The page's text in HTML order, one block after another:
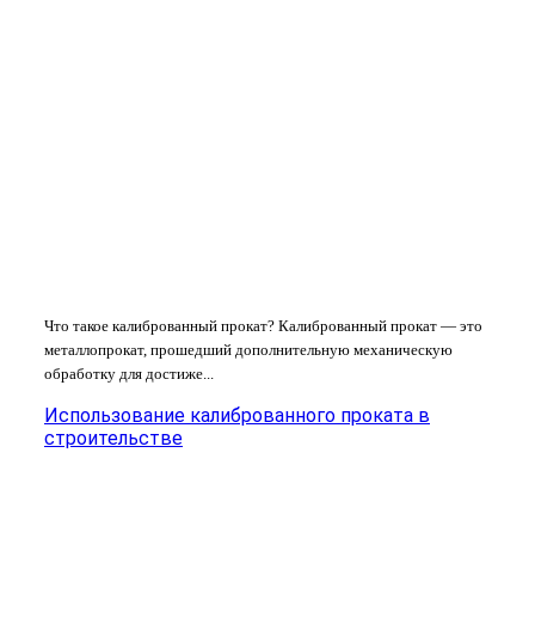
Что такое калиброванный прокат? Калиброванный прокат — это
металлопрокат, прошедший дополнительную механическую
обработку для достиже...
Использование калиброванного проката в
строительстве